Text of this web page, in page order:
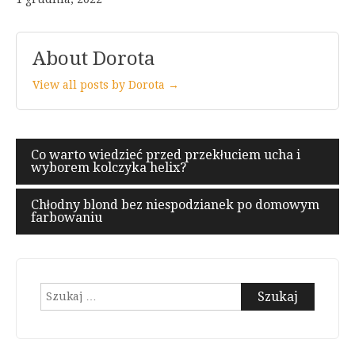
About Dorota
View all posts by Dorota →
Nawigacja
wpisu
Co warto wiedzieć przed przekłuciem ucha i
wyborem kolczyka helix?
Chłodny blond bez niespodzianek po domowym
farbowaniu
Szukaj: